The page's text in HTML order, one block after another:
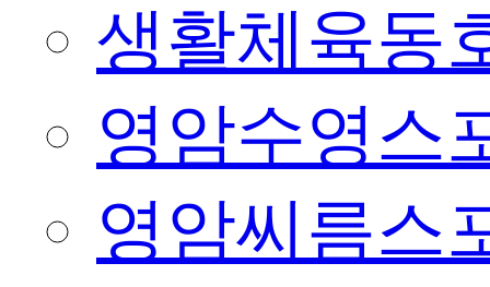
생활체육동
영암수영스
영암씨름스